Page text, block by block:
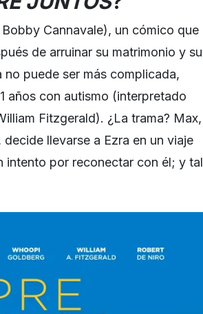
Cannavale), un cómico que
de arruinar su matrimonio y su
puede ser más complicada,
años con autismo (interpretado
Fitzgerald). ¿La trama? Max,
llevarse a Ezra en un viaje
intento por reconectar con él; y tal